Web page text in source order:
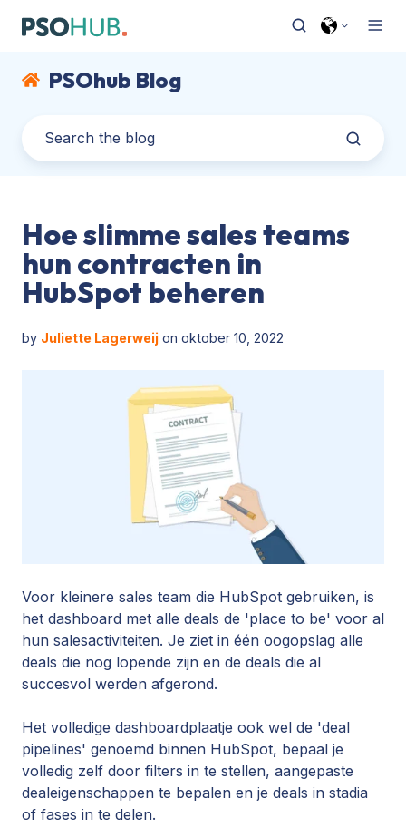
PSOhub Blog
Hoe slimme sales teams
hun contracten in
HubSpot beheren
by Juliette Lagerweij on oktober 10, 2022
Voor kleinere sales team die HubSpot gebruiken, is
het dashboard met alle deals de 'place to be' voor al
hun salesactiviteiten. Je ziet in één oogopslag alle
deals die nog lopende zijn en de deals die al
succesvol werden afgerond.
Het volledige dashboardplaatje ook wel de 'deal
pipelines' genoemd binnen HubSpot, bepaal je
volledig zelf door filters in te stellen, aangepaste
dealeigenschappen te bepalen en je deals in stadia
of fases in te delen.